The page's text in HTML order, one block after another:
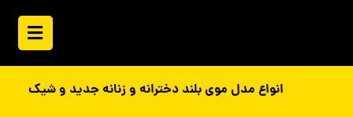
انواع مدل موی بلند دخترانه و زنانه جدید و شیک